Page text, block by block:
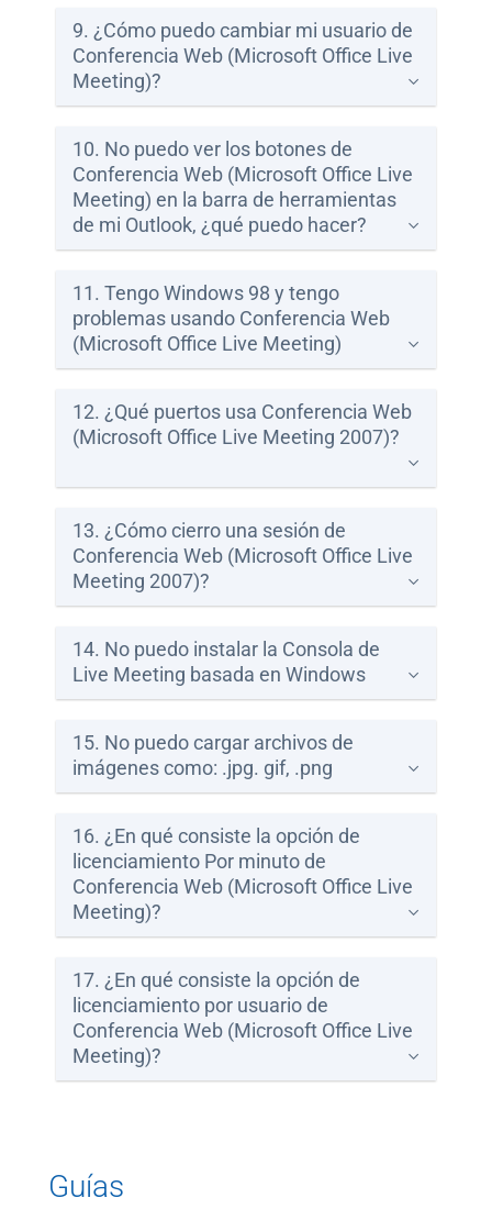
9. ¿Cómo puedo cambiar mi usuario de
Conferencia Web (Microsoft Office Live
Meeting)?
10. No puedo ver los botones de
Conferencia Web (Microsoft Office Live
Meeting) en la barra de herramientas
de mi Outlook, ¿qué puedo hacer?
11. Tengo Windows 98 y tengo
problemas usando Conferencia Web
(Microsoft Office Live Meeting)
12. ¿Qué puertos usa Conferencia Web
(Microsoft Office Live Meeting 2007)?
13. ¿Cómo cierro una sesión de
Conferencia Web (Microsoft Office Live
Meeting 2007)?
14. No puedo instalar la Consola de
Live Meeting basada en Windows
15. No puedo cargar archivos de
imágenes como: .jpg. gif, .png
16. ¿En qué consiste la opción de
licenciamiento Por minuto de
Conferencia Web (Microsoft Office Live
Meeting)?
17. ¿En qué consiste la opción de
licenciamiento por usuario de
Conferencia Web (Microsoft Office Live
Meeting)?
Guías